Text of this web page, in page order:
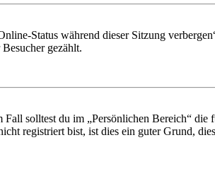
Status während dieser Sitzung
gezählt.
solltest du im „Persönlichen Bereich“
registriert bist, ist dies ein guter Grund,